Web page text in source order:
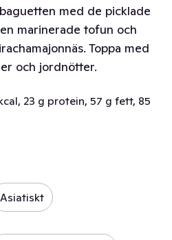
med de picklade
marinerade tofun och
Toppa med
och jordnötter.
23 g protein, 57 g fett, 85
Asiatiskt